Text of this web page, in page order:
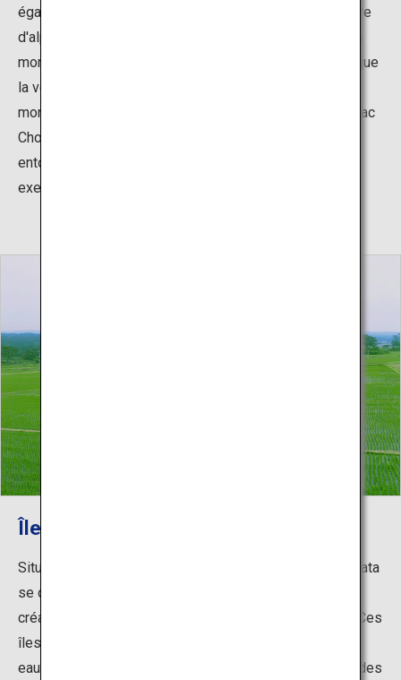
également appelée le « Fuji de Dewa ». Un grand nombre
d'alpinistes viennent tout au long de l'année pour voir la
montagne recouverte de couleurs saisonnières telles que
la végétation fraîche au printemps, les plantes de
montagne en été et le feuillage coloré en automne. Le lac
Chokai, situé à la septième station de la montagne, est
entouré par la flore de la montagne (hémérocalles, par
exemple) aux alentours de juillet.
Îles Kujuku à Kisakata
Situées au pied du mont Chokai, les îles Kujuku à Kisakata
se composent de 103 petites îles qui semblent flotter,
créant ainsi un paysage mystérieux unique à Kisakata. Ces
îles flottaient autrefois dans une crique formée par les
eaux de mer, érodant alors les énormes rochers issus des